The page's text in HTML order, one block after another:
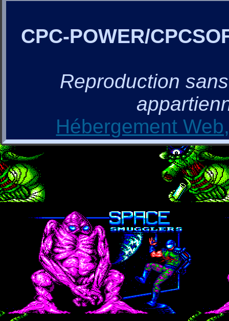
CPC-POWER/
Reproduction
Hébergement